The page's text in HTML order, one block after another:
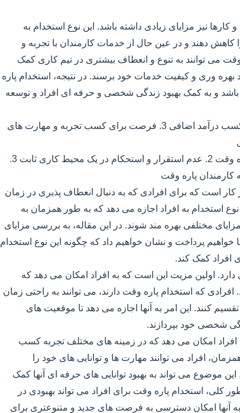
نیز مزایای زیادی داشته باشد. این نوع استخدام به
دهند و در عین حال از خدمات کارمندان با تجربه و
می توانند به تنوع و انعطاف بیشتری در تیم کاری کمک
بهره وری و کیفیت خدمات خود برسند. در نتیجه، استخدام پاره
و به کمک بهبود زندگی شخصی و حرفه ای افراد و توسعه
مزایا: 1. انعطاف پذیری در زمان کاری 2. امکان کسب درآمد اضافی 3. فرصت برای کسب تجربه و مهارت های
معایب: 1. کمتر اهمیت داده شدن به کارمندان پاره وقت 2. عدم استقرار و استحکام در یک محیط کاری ثابت 3.
کارمندان پاره وقت
کار است که برای افرادی که به دنبال انعطاف پذیری در زمان
استخدام به افراد اجازه می دهد که به طور همزمان به
مختلفی بهره مند شوند. در این مقاله، به بررسی مزایای
پرداخت و نشان خواهیم داد که چگونه این نوع استخدام
افراد کمک کند.
دارد. اولین مزیت این است که به افراد امکان می دهد که
افرادی که استخدام پاره وقت دارند، می توانند به راحتی زمان
کنند. این امر به آنها اجازه می دهد تا موقعیت های
شخصی خود بپردازند.
امکان می دهد که در زمینه های مختلف تجربه کسب
افراد می توانند مهارت ها و توانایی های خود را
موضوع می تواند به بهبود توانایی های حرفه ای آنها کمک
کلی، استخدام پاره وقت برای افراد می تواند بهبودی در
آنها امکان دسترسی به فرصت های جدید و متنوعتری برای